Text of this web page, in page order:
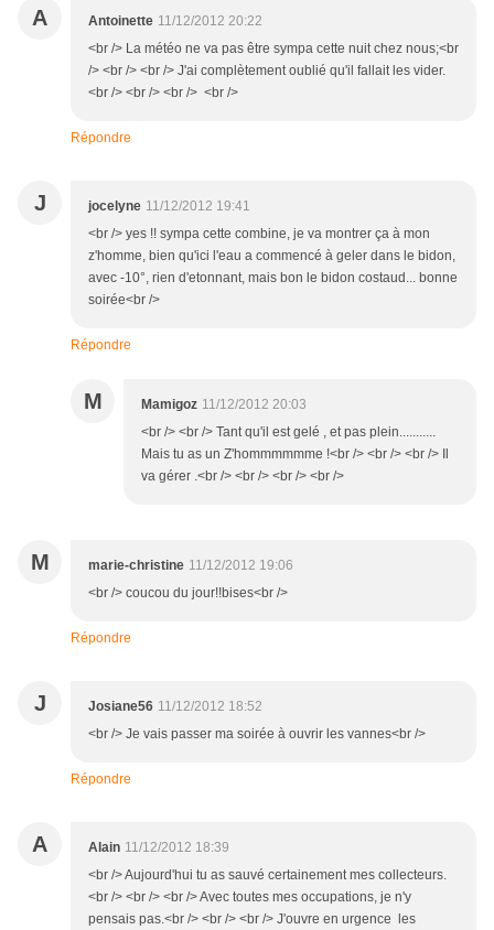
A Antoinette 11/12/2012 20:22
<br /> La météo ne va pas être sympa cette nuit chez nous;<br
/> <br /> <br /> J'ai complètement oublié qu'il fallait les vider.
<br /> <br /> <br /> <br />
Répondre
J jocelyne 11/12/2012 19:41
<br /> yes !! sympa cette combine, je va montrer ça à mon
z'homme, bien qu'ici l'eau a commencé à geler dans le bidon,
avec -10°, rien d'etonnant, mais bon le bidon costaud... bonne
soirée<br />
Répondre
M Mamigoz 11/12/2012 20:03
<br /> <br /> Tant qu'il est gelé , et pas plein...........
Mais tu as un Z'hommmmmme !<br /> <br /> <br /> Il
va gérer .<br /> <br /> <br /> <br />
M marie-christine 11/12/2012 19:06
<br /> coucou du jour!!bises<br />
Répondre
J Josiane56 11/12/2012 18:52
<br /> Je vais passer ma soirée à ouvrir les vannes<br />
Répondre
A Alain 11/12/2012 18:39
<br /> Aujourd'hui tu as sauvé certainement mes collecteurs.
<br /> <br /> <br /> Avec toutes mes occupations, je n'y
pensais pas.<br /> <br /> <br /> J'ouvre en urgence les